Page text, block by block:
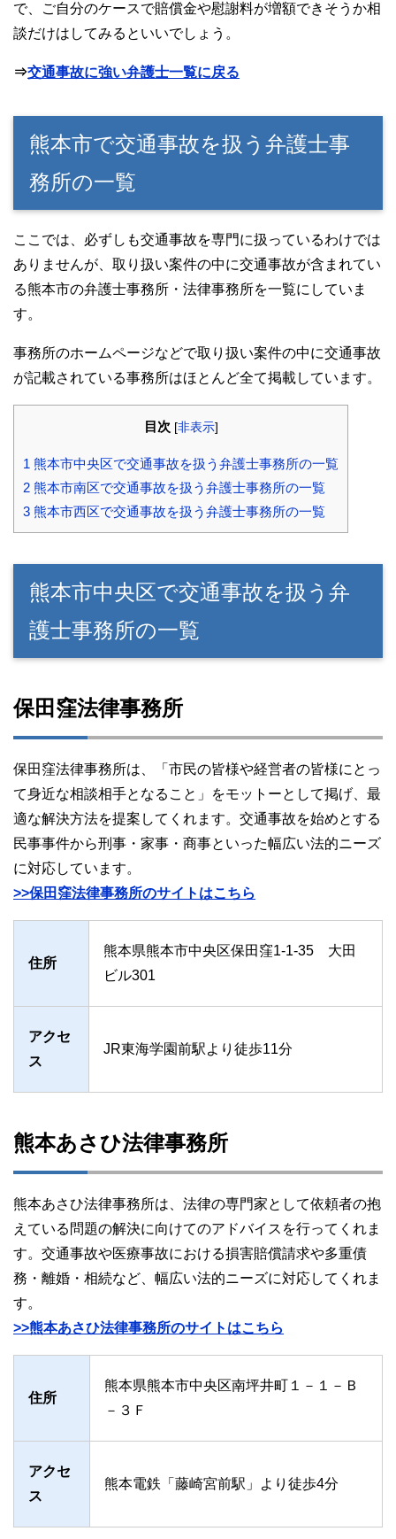
で、ご自分のケースで賠償金や慰謝料が増額できそうか相
談だけはしてみるといいでしょう。
⇒交通事故に強い弁護士一覧に戻る
熊本市で交通事故を扱う弁護士事
務所の一覧
ここでは、必ずしも交通事故を専門に扱っているわけでは
ありませんが、取り扱い案件の中に交通事故が含まれてい
る熊本市の弁護士事務所・法律事務所を一覧にしていま
す。
事務所のホームページなどで取り扱い案件の中に交通事故
が記載されている事務所はほとんど全て掲載しています。
目次 [非表示]
1 熊本市中央区で交通事故を扱う弁護士事務所の一覧
2 熊本市南区で交通事故を扱う弁護士事務所の一覧
3 熊本市西区で交通事故を扱う弁護士事務所の一覧
熊本市中央区で交通事故を扱う弁
護士事務所の一覧
保田窪法律事務所
保田窪法律事務所は、「市民の皆様や経営者の皆様にとっ
て身近な相談相手となること」をモットーとして掲げ、最
適な解決方法を提案してくれます。交通事故を始めとする
民事事件から刑事・家事・商事といった幅広い法的ニーズ
に対応しています。
>>保田窪法律事務所のサイトはこちら
住所
熊本県熊本市中央区保田窪1-1-35 大田
ビル301
アクセ
ス
JR東海学園前駅より徒歩11分
熊本あさひ法律事務所
熊本あさひ法律事務所は、法律の専門家として依頼者の抱
えている問題の解決に向けてのアドバイスを行ってくれま
す。交通事故や医療事故における損害賠償請求や多重債
務・離婚・相続など、幅広い法的ニーズに対応してくれま
す。
>>熊本あさひ法律事務所のサイトはこちら
住所
熊本県熊本市中央区南坪井町１－１－Ｂ
－３Ｆ
アクセ
ス
熊本電鉄「藤崎宮前駅」より徒歩4分